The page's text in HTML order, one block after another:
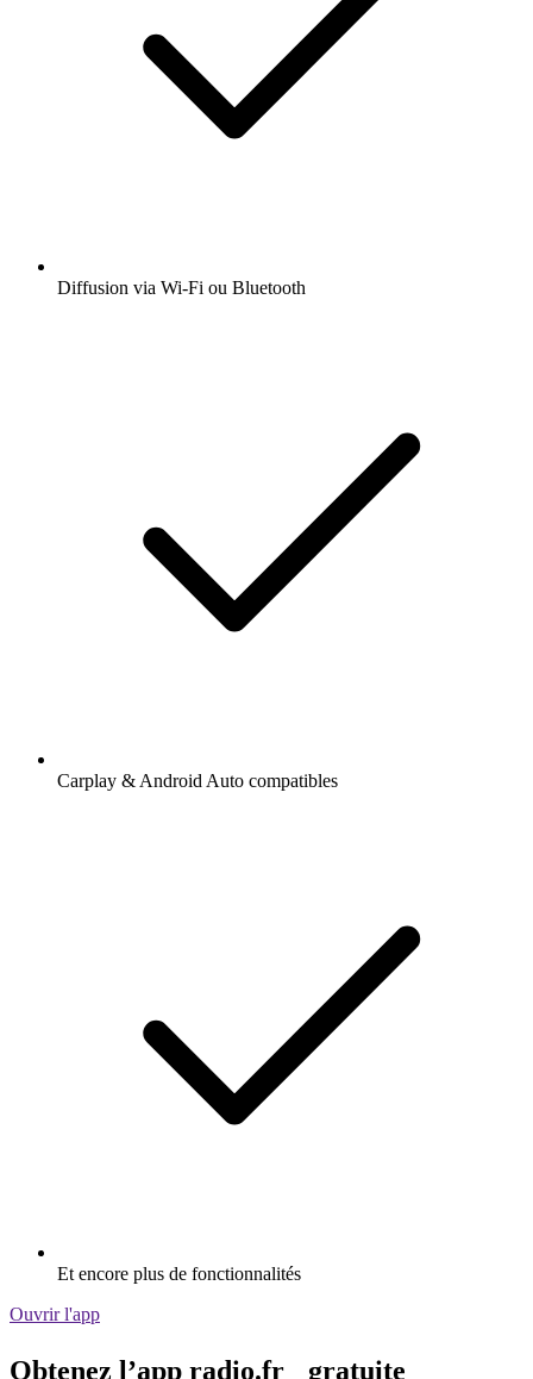
Diffusion via Wi-Fi ou Bluetooth
Carplay & Android Auto compatibles
Et encore plus de fonctionnalités
Ouvrir l'app
Obtenez l’app radio.fr gratuite